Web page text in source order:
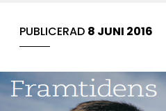
PUBLICERAD 8 JUNI 2016